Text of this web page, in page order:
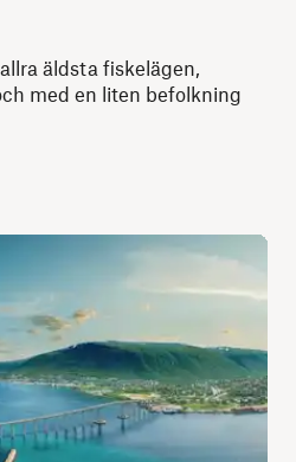
äldsta fiskelägen,
med en liten befolkning